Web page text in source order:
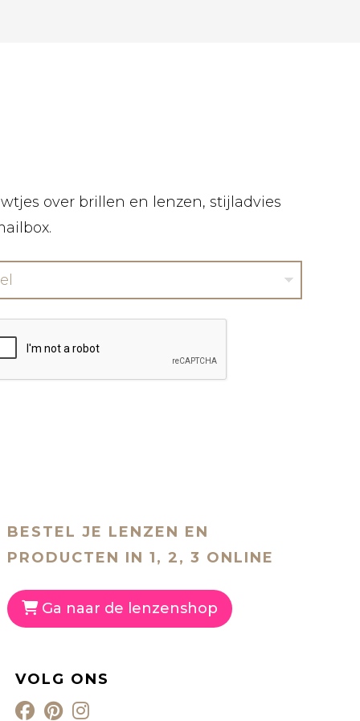
over brillen en lenzen, stijladvies
BESTEL JE LENZEN EN
PRODUCTEN IN 1, 2, 3 ONLINE
Ga naar de lenzenshop
VOLG ONS